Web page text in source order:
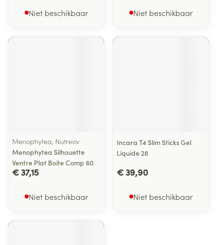
Niet beschikbaar Niet beschikbaar
Menophytea, Nutreov
Menophytea Silhouette
Ventre Plat Boite Comp 60
€ 37,15
Niet beschikbaar
Incara T4 Slim Sticks Gel
Liquide 28
€ 39,90
Niet beschikbaar